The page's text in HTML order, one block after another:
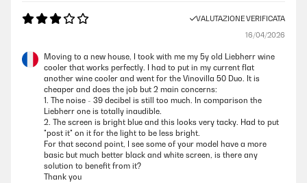
VALUTAZIONE VERIFICATA
16/04/2026
Moving to a new house, I took with me my 5y old Liebherr wine
cooler that works perfectly. I had to put in my current flat
another wine cooler and went for the Vinovilla 50 Duo. It is
cheaper and does the job but 2 main concerns:
1. The noise - 39 decibel is still too much. In comparison the
Liebherr one is totally inaudible.
2. The screen is bright blue and this looks very tacky. Had to put
"post it" on it for the light to be less bright.
For that second point, I see some of your model have a more
basic but much better black and white screen, is there any
solution to benefit from it?
Thank you